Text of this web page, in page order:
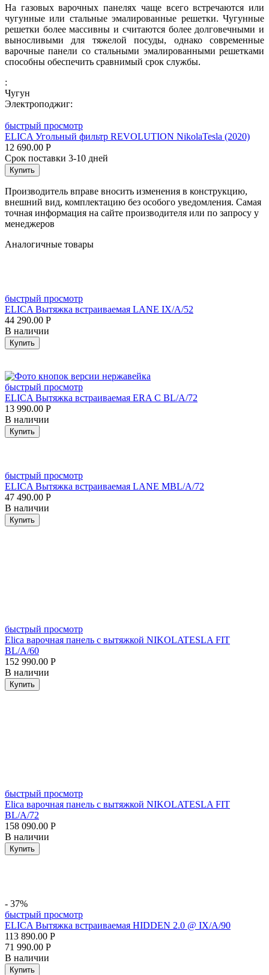
На газовых варочных панелях чаще всего встречаются или
чугунные или стальные эмалированные решетки. Чугунные
решетки более массивны и считаются более долговечными и
выносливыми для тяжелой посуды, однако современные
варочные панели со стальными эмалированными решетками
способны обеспечить сравнимый срок службы.
:
Чугун
Электроподжиг:
быстрый просмотр
ELICA Угольный фильтр REVOLUTION NikolaTesla (2020)
12 690.00 Р
Срок поставки 3-10 дней
Купить
Производитель вправе вносить изменения в конструкцию,
внешний вид, комплектацию без особого уведомления. Самая
точная информация на сайте производителя или по запросу у
менеджеров
Аналогичные товары
быстрый просмотр
ELICA Вытяжка встраиваемая LANE IX/A/52
44 290.00 Р
В наличии
Купить
быстрый просмотр
ELICA Вытяжка встраиваемая ERA C BL/A/72
13 990.00 Р
В наличии
Купить
быстрый просмотр
ELICA Вытяжка встраиваемая LANE MBL/A/72
47 490.00 Р
В наличии
Купить
быстрый просмотр
Elica варочная панель с вытяжкой NIKOLATESLA FIT
BL/A/60
152 990.00 Р
В наличии
Купить
быстрый просмотр
Elica варочная панель с вытяжкой NIKOLATESLA FIT
BL/A/72
158 090.00 Р
В наличии
Купить
- 37%
быстрый просмотр
ELICA Вытяжка встраиваемая HIDDEN 2.0 @ IX/A/90
113 890.00 Р
71 990.00 Р
В наличии
Купить